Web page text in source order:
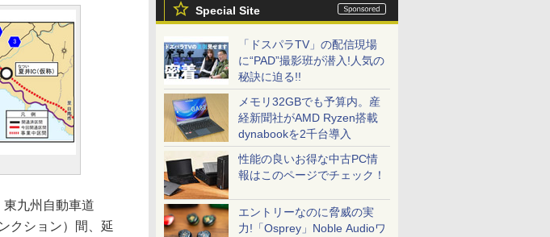
Special Site
「ドスパラTV」の配信現場
に“PAD”撮影班が潜入!人気の
秘訣に迫る!!
メモリ32GBでも予算内。産
経新聞社がAMD Ryzen搭載
dynabookを2千台導入
性能の良いお得な中古PC情
報はこのページでチェック！
エントリーなのに脅威の実
力!「Osprey」Noble Audioワ
九州自動車道
クション）間、延